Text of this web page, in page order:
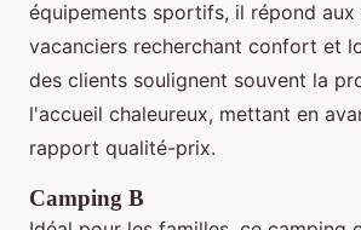
équipements sportifs, il répond
vacanciers recherchant confort et
des clients soulignent souvent la
l'accueil chaleureux, mettant en
rapport qualité-prix.
Camping B